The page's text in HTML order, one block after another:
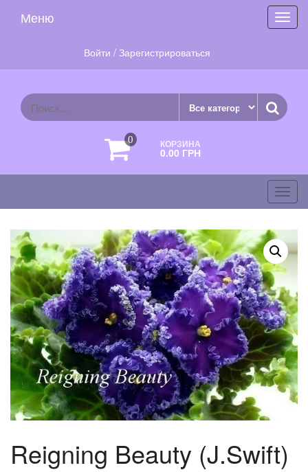
Меню
Войти / Зарегистрироваться
0 КОРЗИНА
0.00 ГРН
Reigning Beauty (J.Swift)